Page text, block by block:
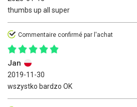
thumbs up all super
Commentaire confirmé par l'achat
Jan
2019-11-30
wszystko bardzo OK